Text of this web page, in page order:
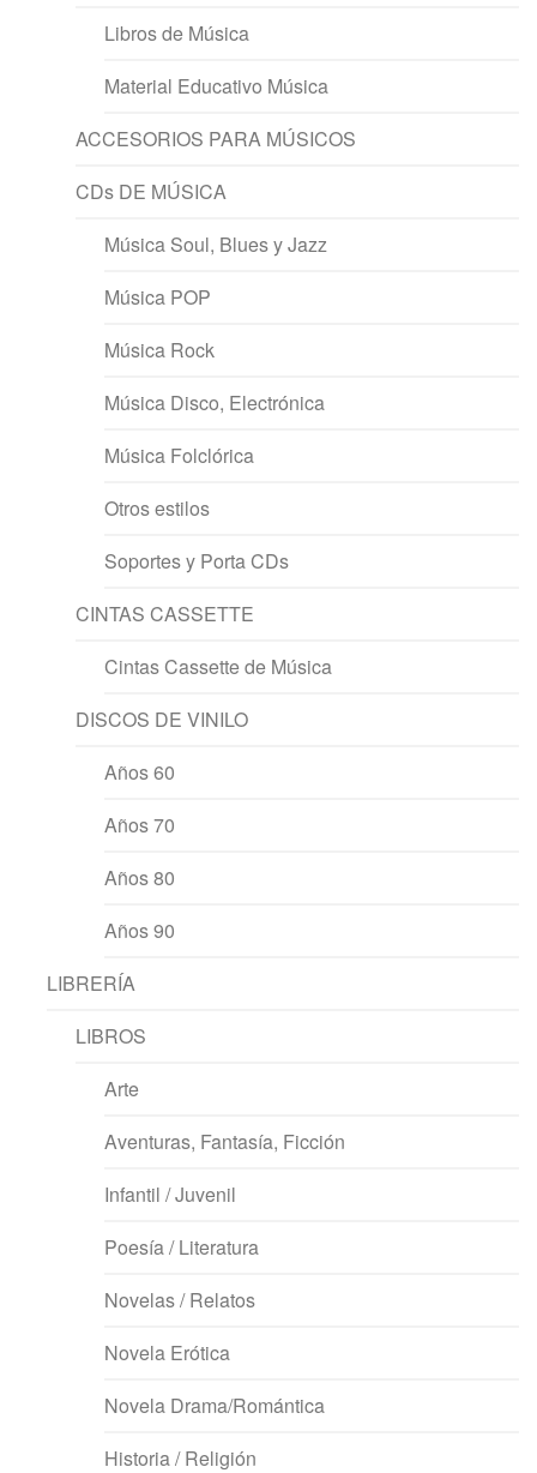
Libros de Música
Material Educativo Música
ACCESORIOS PARA MÚSICOS
CDs DE MÚSICA
Música Soul, Blues y Jazz
Música POP
Música Rock
Música Disco, Electrónica
Música Folclórica
Otros estilos
Soportes y Porta CDs
CINTAS CASSETTE
Cintas Cassette de Música
DISCOS DE VINILO
Años 60
Años 70
Años 80
Años 90
LIBRERÍA
LIBROS
Arte
Aventuras, Fantasía, Ficción
Infantil / Juvenil
Poesía / Literatura
Novelas / Relatos
Novela Erótica
Novela Drama/Romántica
Historia / Religión